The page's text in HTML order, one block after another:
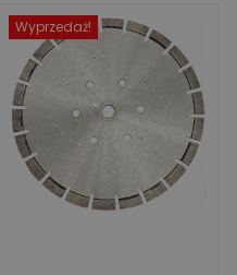
Wyprzedaż!